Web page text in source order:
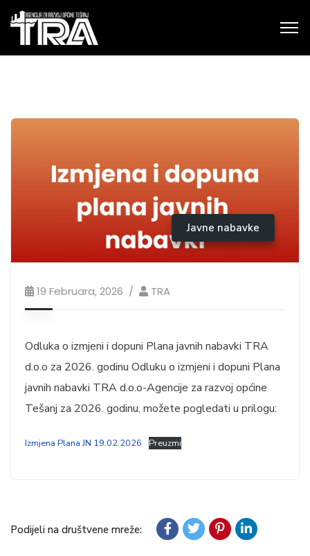
Javne nabavke
19 Februara, 2026 TRA
Odluka o izmjeni i dopuni Plana javnih nabavki TRA
d.o.o za 2026. godinu Odluku o izmjeni i dopuni Plana
javnih nabavki TRA d.o.o-Agencije za razvoj općine
Tešanj za 2026. godinu, možete pogledati u prilogu:
Izmjena Plana JN 19.02.2026 Preuzmi
Podijeli na društvene mreže: